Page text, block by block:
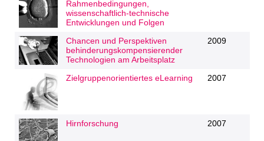
Rahmenbedingungen,
wissenschaftlich-technische
Entwicklungen und Folgen
Chancen und Perspektiven
behinderungskompensierender
Technologien am Arbeitsplatz
2009
Zielgruppenorientiertes eLearning 2007
Hirnforschung 2007